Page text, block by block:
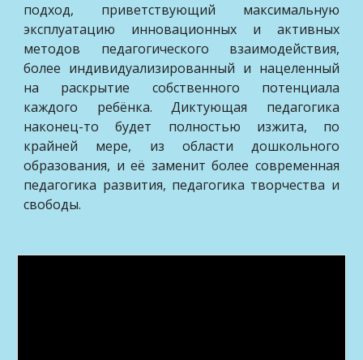
подход, приветствующий максимальную
эксплуатацию инновационных и активных
методов педагогического взаимодействия,
более индивидуализированный и нацеленный
на раскрытие собственного потенциала
каждого ребёнка. Диктующая педагогика
наконец-то будет полностью изжита, по
крайней мере, из области дошкольного
образования, и её заменит более современная
педагогика развития, педагогика творчества и
свободы.